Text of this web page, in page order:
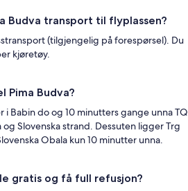
Budva transport til flyplassen?
(tilgjengelig på forespørsel). Du
kjøretøy.
Pima Budva?
Babin do og 10 minutters gange unna TQ
og Slovenska strand. Dessuten ligger Trg
Obala kun 10 minutter unna.
gratis og få full refusjon?